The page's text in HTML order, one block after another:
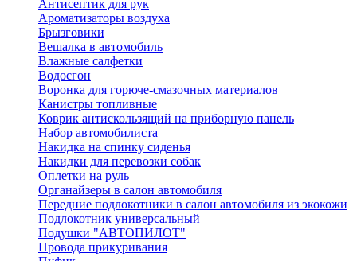
Антисептик для рук
Ароматизаторы воздуха
Брызговики
Вешалка в автомобиль
Влажные салфетки
Водосгон
Воронка для горюче-смазочных материалов
Канистры топливные
Коврик антискользящий на приборную панель
Набор автомобилиста
Накидка на спинку сиденья
Накидки для перевозки собак
Оплетки на руль
Органайзеры в салон автомобиля
Передние подлокотники в салон автомобиля из экокожи
Подлокотник универсальный
Подушки "АВТОПИЛОТ"
Провода прикуривания